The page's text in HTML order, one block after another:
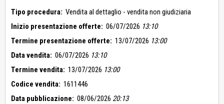
Tipo procedura: Vendita al dettaglio - vendita non giudiziaria
Inizio presentazione offerte: 06/07/2026 13:10
Termine presentazione offerte: 13/07/2026 13:00
Data vendita: 06/07/2026 13:10
Termine vendita: 13/07/2026 13:00
Codice vendita: 1611446
Data pubblicazione: 08/06/2026 20:13